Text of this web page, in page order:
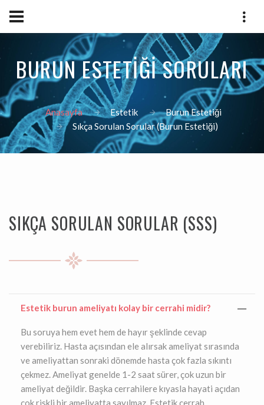
BURUN ESTETİĞİ SORULARI
Anasayfa Estetik
Burun Estetiği
Sıkça Sorulan Sorular (Burun Estetiği)
SIKÇA SORULAN SORULAR (SSS)
Estetik burun ameliyatı kolay bir cerrahi midir?
Bu soruya hem evet hem de hayır şeklinde cevap
verebiliriz. Hasta açısından ele alırsak ameliyat sırasında
ve ameliyattan sonraki dönemde hasta çok fazla sıkıntı
çekmez. Ameliyat genelde 1-2 saat sürer, çok uzun bir
ameliyat değildir. Başka cerrahilere kıyasla hayati açıdan
çok riskli bir ameliyatta sayılmaz. Estetik cerrah